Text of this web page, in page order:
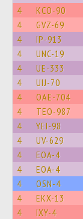
4 KCO-90
4 GVZ-69
4 IP-913
4 UNC-19
4 UE-333
4 UIJ-70
4 OAE-704
4 TEO-987
4 YEI-98
4 UV-629
4 EOA-4
4 EOA-4
4 OSN-4
4 EKX-13
4 IXY-4